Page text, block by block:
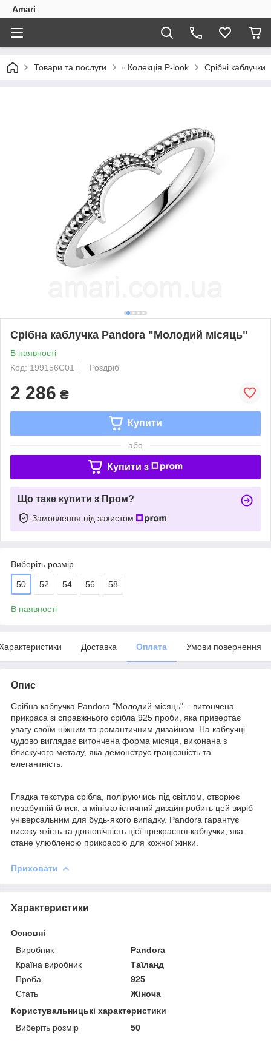
Amari
Товари та послуги ▫️ Колекція P-look Срібні каблучки
Срібна каблучка Pandora "Молодий місяць"
В наявності
Код: 199156C01
Роздріб
2 286 ₴
Купити
або
Купити з
Що таке купити з Пром?
Замовлення під захистом
Виберіть розмір
50 52 54 56 58
В наявності
Доставка Оплата Умови повернення
Опис
Срібна каблучка Pandora "Молодий місяць" – витончена
прикраса зі справжнього срібла 925 проби, яка привертає
увагу своїм ніжним та романтичним дизайном. На каблучці
чудово виглядає витончена форма місяця, виконана з
блискучого металу, яка демонструє граціозність та
елегантність.
Гладка текстура срібла, поліруючись під світлом, створює
незабутній блиск, а мінімалістичний дизайн робить цей виріб
універсальним для будь-якого випадку. Pandora гарантує
високу якість та довговічність цієї прекрасної каблучки, яка
стане улюбленою прикрасою для кожної жінки.
Приховати
Характеристики
Основні
Виробник
Pandora
Країна виробник
Таїланд
Проба
925
Стать
Жіноча
Користувальницькі характеристики
Виберіть розмір
50